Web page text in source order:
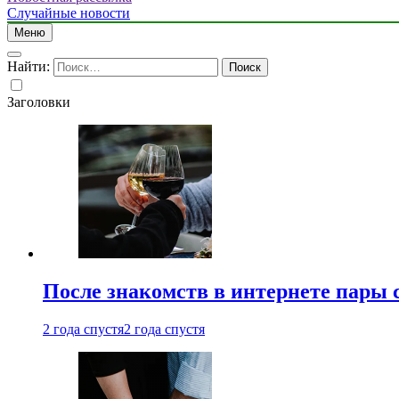
Случайные новости
Меню
Найти:
Заголовки
После знакомств в интернете
2 года спустя2 года спустя